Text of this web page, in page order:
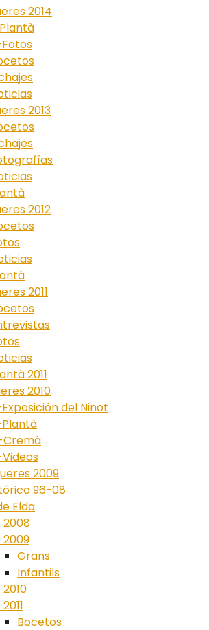
2014
2013
2012
2011
2011
2010
del Ninot
2009
96-08
Elda
Grans
Infantils
Bocetos